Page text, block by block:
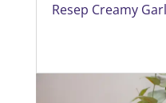
Resep Creamy